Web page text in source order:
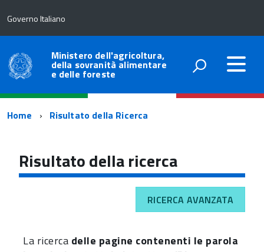
Governo Italiano
Ministero dell'agricoltura,
della sovranità alimentare
e delle foreste
Percorso
navigazione
Home Risultato della Ricerca
Risultato della ricerca
RICERCA AVANZATA
La ricerca delle pagine contenenti le parola